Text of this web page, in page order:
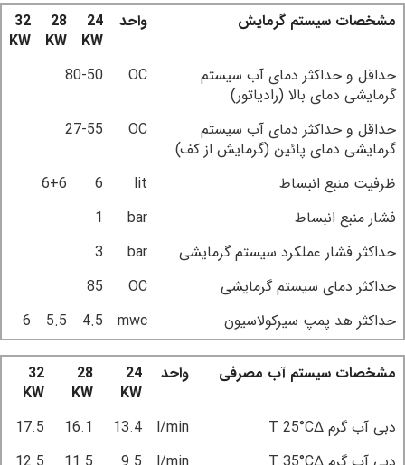
مشخصات سیستم گرمایش واحد
24
KW
28
KW
32
KW
حداقل و حداکثر دمای آب سیستم
گرمایشی دمای بالا (رادیاتور)
OC
80-50
حداقل و حداکثر دمای آب سیستم
گرمایشی دمای پائین (گرمایش از کف)
OC
27-55
ظرفیت منبع انبساط lit
6
6+6
فشار منبع انبساط
bar
1
حداکثر فشار عملکرد سیستم گرمایشی
bar
3
حداکثر دمای سیستم گرمایشی
OC
85
حداکثر هد پمپ سیرکولاسیون
mwc
4.5
5.5
6
مشخصات سیستم آب مصرفی واحد
24
KW
28
KW
32
KW
دبی آب گرم ∆T 25°C
l/min
13.4
16.1
17.5